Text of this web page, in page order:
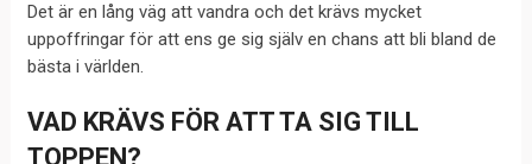
Det är en lång väg att vandra och det krävs mycket
uppoffringar för att ens ge sig själv en chans att bli bland de
bästa i världen.
VAD KRÄVS FÖR ATT TA SIG TILL
TOPPEN?